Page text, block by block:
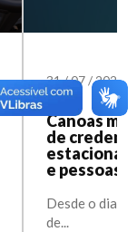
31/07 /2026
Canoas
de
e pessoas
Desde o dia
de...